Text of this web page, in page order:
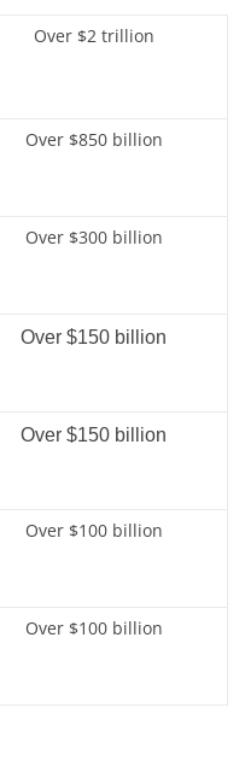
Over $2 trillion
Over $850 billion
Over $300 billion
Over $150 billion
Over $150 billion
Over $100 billion
Over $100 billion